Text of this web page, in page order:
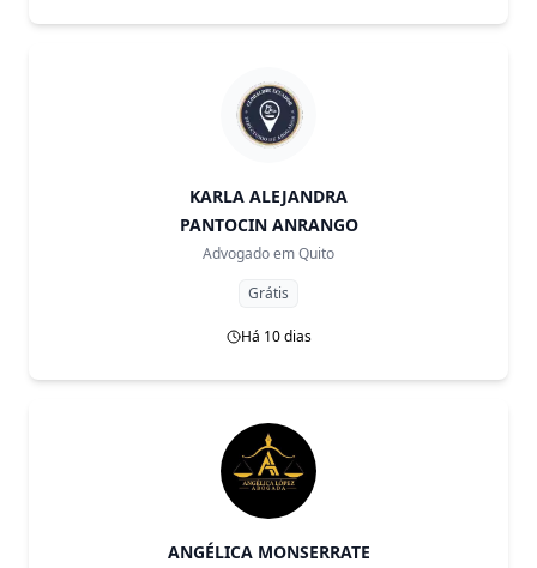
KARLA ALEJANDRA
PANTOCIN ANRANGO
Advogado emQuito
Grátis
Há 10 dias
ANGÉLICA MONSERRATE